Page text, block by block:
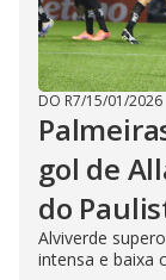
DO R7/15/01/2026
gol de
do
Alviverde
intensa e baixa